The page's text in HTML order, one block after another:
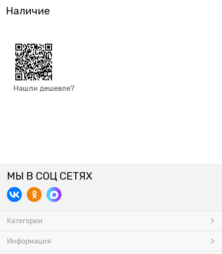
Наличие
Нашли дешевле?
МЫ В СОЦ СЕТЯХ
Категории
Информация